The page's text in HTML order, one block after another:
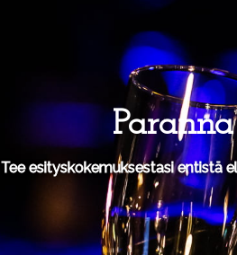
Tee esityskokemuksestasi entistä